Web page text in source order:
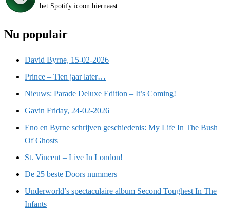
het Spotify icoon hiernaast.
Nu populair
David Byrne, 15-02-2026
Prince – Tien jaar later…
Nieuws: Parade Deluxe Edition – It’s Coming!
Gavin Friday, 24-02-2026
Eno en Byrne schrijven geschiedenis: My Life In The Bush
Of Ghosts
St. Vincent – Live In London!
De 25 beste Doors nummers
Underworld’s spectaculaire album Second Toughest In The
Infants